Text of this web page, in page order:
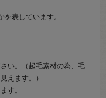
表しています。
い。（起毛素材の為、毛
えます。）
す。